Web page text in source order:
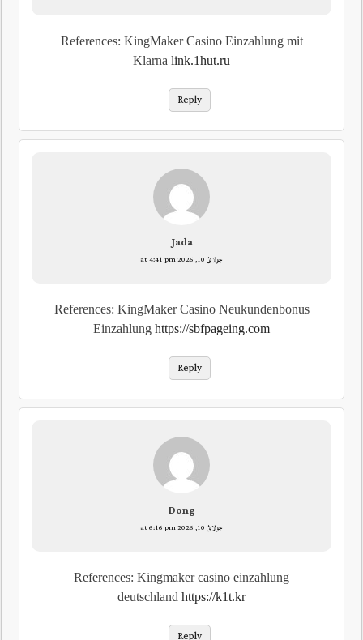
References: KingMaker Casino Einzahlung mit
Klarna link.1hut.ru
Reply
Jada
جولائ 10, 2026 at 4:41 pm
References: KingMaker Casino Neukundenbonus
Einzahlung https://sbfpageing.com
Reply
Dong
جولائ 10, 2026 at 6:16 pm
References: Kingmaker casino einzahlung
deutschland https://k1t.kr